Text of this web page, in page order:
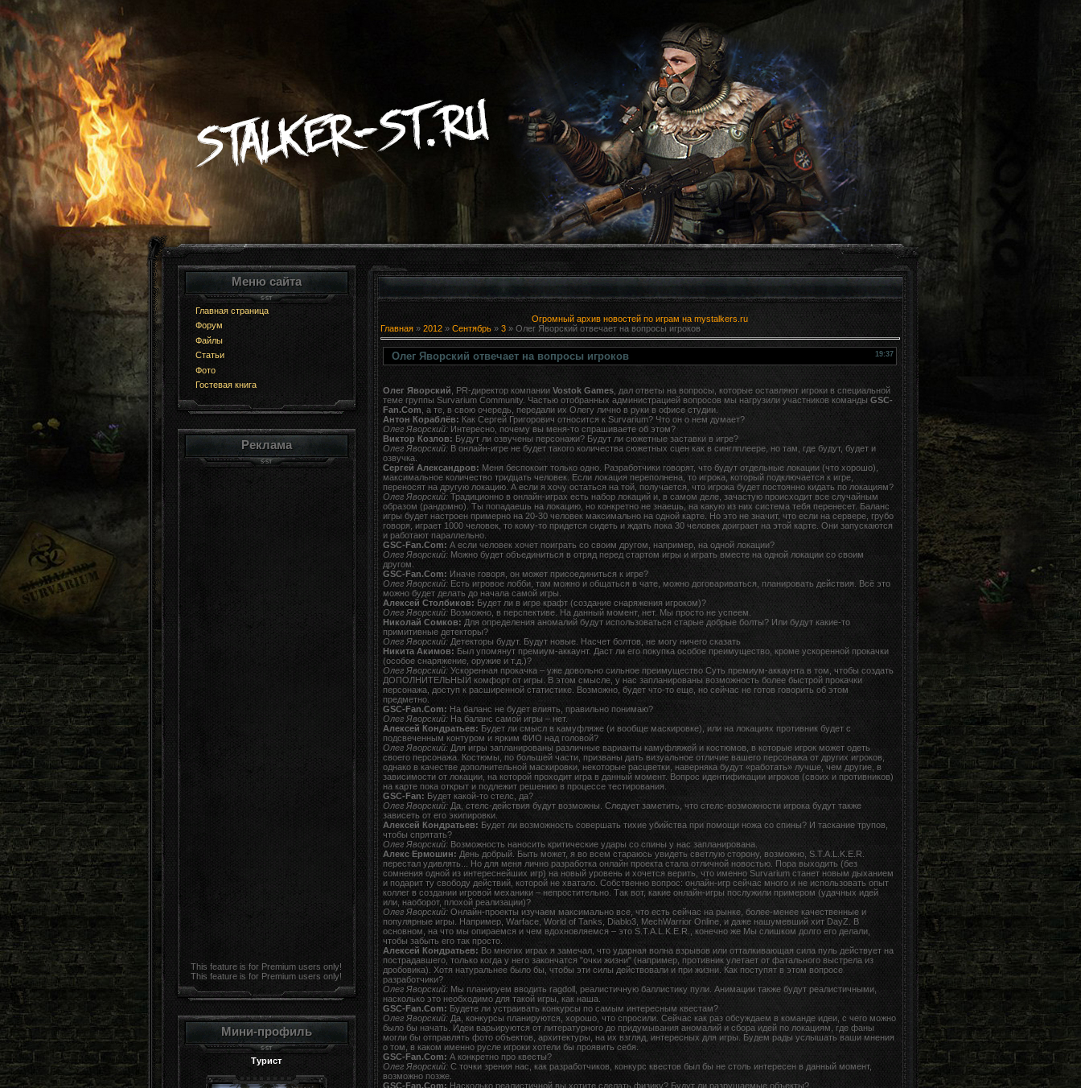
Меню сайта
Главная страница
Форум
Файлы
Статьи
Фото
Гостевая книга
Реклама
This feature is for Premium users only!
This feature is for Premium users only!
Мини-профиль
Турист
Огромный архив новостей по играм на mystalkers.ru
Главная» 2012 » Сентябрь » 3» Олег Яворский отвечает на вопросы игроков
19:37
Олег Яворский отвечает на вопросы игроков
Олег Яворский , PR-директор компании Vostok Games, дал ответы на вопросы, которые оставляют игроки в специальной
теме группы Survarium Community. Частью отобранных администрацией вопросов мы нагрузили участников команды GSC-
Fan.Com , а те, в свою очередь, передали их Олегу лично в руки в офисе студии.
Антон Кораблёв: Как Сергей Григорович относится к Survarium? Что он о нем думает?
Олег Яворский:Интересно, почему вы меня-то спрашиваете об этом?
Виктор Козлов: Будут ли озвучены персонажи? Будут ли сюжетные заставки в игре?
Олег Яворский:В онлайн-игре не будет такого количества сюжетных сцен как в синглплеере, но там, где будут, будет и
озвучка.
Сергей Александров: Меня беспокоит только одно. Разработчики говорят, что будут отдельные локации (что хорошо),
максимальное количество тридцать человек. Если локация переполнена, то игрока, который подключается к игре,
переносят на другую локацию. А если я хочу остаться на той, получается, что игрока будет постоянно кидать по локациям?
Олег Яворский:Традиционно в онлайн-играх есть набор локаций и, в самом деле, зачастую происходит все случайным
образом (рандомно). Ты попадаешь на локацию, но конкретно не знаешь, на какую из них система тебя перенесет. Баланс
игры будет настроен примерно на 20-30 человек максимально на одной карте. Но это не значит, что если на сервере, грубо
говоря, играет 1000 человек, то кому-то придется сидеть и ждать пока 30 человек доиграет на этой карте. Они запускаются
и работают параллельно.
GSC-Fan.Com: А если человек хочет поиграть со своим другом, например, на одной локации?
Олег Яворский:Можно будет объединиться в отряд перед стартом игры и играть вместе на одной локации со своим
другом.
GSC-Fan.Com: Иначе говоря, он может присоединиться к игре?
Олег Яворский:Есть игровое лобби, там можно и общаться в чате, можно договариваться, планировать действия. Всё это
можно будет делать до начала самой игры.
Алексей Столбиков: Будет ли в игре крафт (создание снаряжения игроком)?
Олег Яворский:Возможно, в перспективе. На данный момент, нет. Мы просто не успеем.
Николай Сомков: Для определения аномалий будут использоваться старые добрые болты? Или будут какие-то
примитивные детекторы?
Олег Яворский:Детекторы будут. Будут новые. Насчет болтов, не могу ничего сказать
Никита Акимов: Был упомянут премиум-аккаунт. Даст ли его покупка особое преимущество, кроме ускоренной прокачки
(особое снаряжение, оружие и т.д.)?
Олег Яворский:Ускоренная прокачка – уже довольно сильное преимущество Суть премиум-аккаунта в том, чтобы создать
ДОПОЛНИТЕЛЬНЫЙ комфорт от игры. В этом смысле, у нас запланированы возможность более быстрой прокачки
персонажа, доступ к расширенной статистике. Возможно, будет что-то еще, но сейчас не готов говорить об этом
предметно.
GSC-Fan.Com: На баланс не будет влиять, правильно понимаю?
Олег Яворский:На баланс самой игры – нет.
Алексей Кондратьев: Будет ли смысл в камуфляже (и вообще маскировке), или на локациях противник будет с
подсвеченным контуром и ярким ФИО над головой?
Олег Яворский:Для игры запланированы различные варианты камуфляжей и костюмов, в которые игрок может одеть
своего персонажа. Костюмы, по большей части, призваны дать визуальное отличие вашего персонажа от других игроков,
однако в качестве дополнительной маскировки, некоторые расцветки, наверняка будут «работать» лучше, чем другие, в
зависимости от локации, на которой проходит игра в данный момент. Вопрос идентификации игроков (своих и противников)
на карте пока открыт и подлежит решению в процессе тестирования.
GSC-Fan: Будет какой-то стелс, да?
Олег Яворский:Да, стелс-действия будут возможны. Следует заметить, что стелс-возможности игрока будут также
зависеть от его экипировки.
Алексей Кондратьев: Будет ли возможность совершать тихие убийства при помощи ножа со спины? И таскание трупов,
чтобы спрятать?
Олег Яворский:Возможность наносить критические удары со спины у нас запланирована.
Алекс Ермошин: День добрый. Быть может, я во всем стараюсь увидеть светлую сторону, возможно, S.T.A.L.K.E.R.
перестал удивлять... Но для меня лично разработка онлайн проекта стала отличной новостью. Пора выходить (без
сомнения одной из интереснейших игр) на новый уровень и хочется верить, что именно Survarium станет новым дыханием
и подарит ту свободу действий, которой не хватало. Собственно вопрос: онлайн-игр сейчас много и не использовать опыт
коллег в создании игровой механики – непростительно. Так вот, какие онлайн-игры послужили примером (удачных идей
или, наоборот, плохой реализации)?
Олег Яворский:Онлайн-проекты изучаем максимально все, что есть сейчас на рынке, более-менее качественные и
популярные игры. Например, Warface, World of Tanks, Diablo3, MeсhWarrior Online, и даже нашумевший хит DayZ. В
основном, на что мы опираемся и чем вдохновляемся – это S.T.A.L.K.E.R., конечно же Мы слишком долго его делали,
чтобы забыть его так просто.
Алексей Кондратьев: Во многих играх я замечал, что ударная волна взрывов или отталкивающая сила пуль действует на
пострадавшего, только когда у него закончатся "очки жизни" (например, противник улетает от фатального выстрела из
дробовика). Хотя натуральнее было бы, чтобы эти силы действовали и при жизни. Как поступят в этом вопросе
разработчики?
Олег Яворский:Мы планируем вводить ragdoll, реалистичную баллистику пули. Анимации также будут реалистичными,
насколько это необходимо для такой игры, как наша.
GSC-Fan.Com: Будете ли устраивать конкурсы по самым интересным квестам?
Олег Яворский:Да, конкурсы планируются, хорошо, что спросили. Сейчас как раз обсуждаем в команде идеи, с чего можно
было бы начать. Идеи варьируются от литературного до придумывания аномалий и сбора идей по локациям, где фаны
могли бы отправлять фото объектов, архитектуры, на их взгляд, интересных для игры. Будем рады услышать ваши мнения
о том, в каком именно русле игроки хотели бы проявить себя.
GSC-Fan.Com: А конкретно про квесты?
Олег Яворский:С точки зрения нас, как разработчиков, конкурс квестов был бы не столь интересен в данный момент,
возможно позже.
GSC-Fan.Com: Насколько реалистичной вы хотите сделать физику? Будут ли разрушаемые объекты?